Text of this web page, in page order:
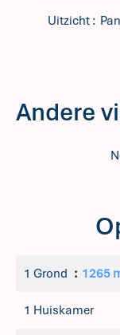
Uitzicht
Andere
1 Grond 1265
1 Huiskamer